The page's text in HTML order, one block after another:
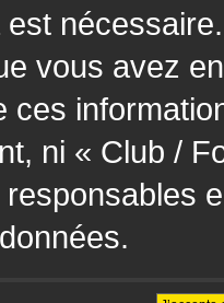
vous avez
ces
ni « Club /